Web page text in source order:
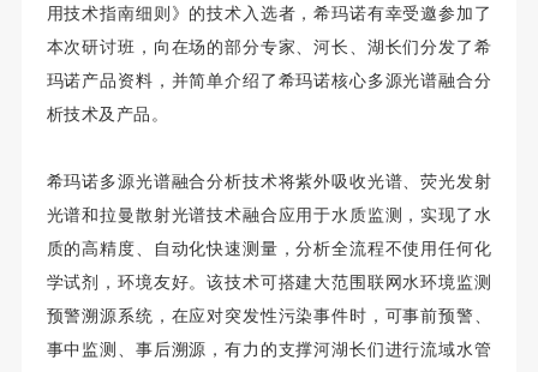
用技术指南细则》的技术入选者，希玛诺有幸受邀参加了
本次研讨班，向在场的部分专家、河长、湖长们分发了希
玛诺产品资料，并简单介绍了希玛诺核心多源光谱融合分
析技术及产品。
希玛诺多源光谱融合分析技术将紫外吸收光谱、荧光发射
光谱和拉曼散射光谱技术融合应用于水质监测，实现了水
质的高精度、自动化快速测量，分析全流程不使用任何化
学试剂，环境友好。该技术可搭建大范围联网水环境监测
预警溯源系统，在应对突发性污染事件时，可事前预警、
事中监测、事后溯源，有力的支撑河湖长们进行流域水管